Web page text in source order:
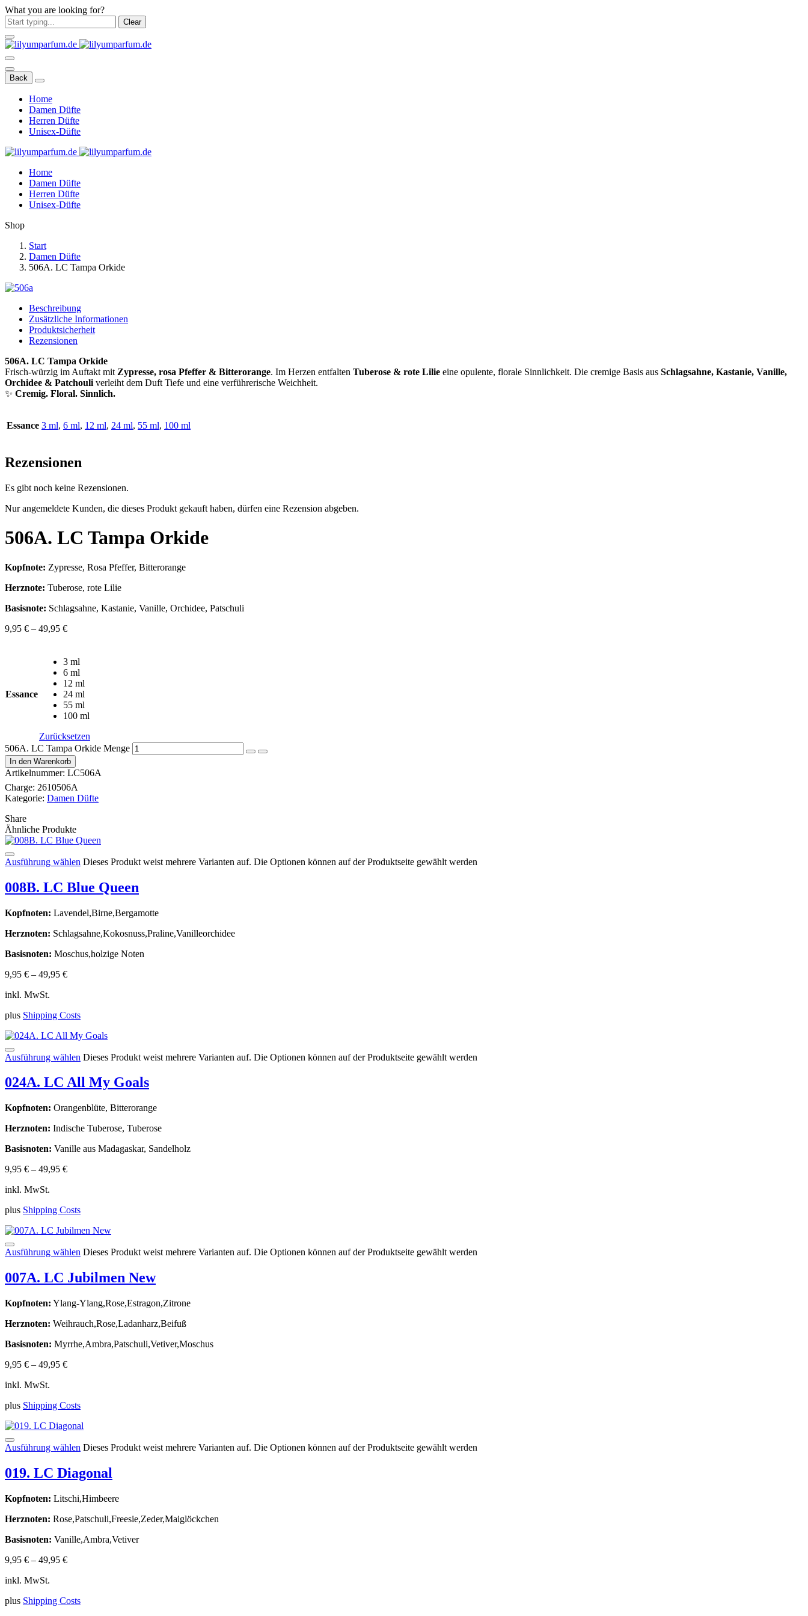
What you are looking for?
Clear
Back
Home
Damen Düfte
Herren Düfte
Unisex-Düfte
Home
Damen Düfte
Herren Düfte
Unisex-Düfte
Shop
Start
Damen Düfte
506A. LC Tampa Orkide
Beschreibung
Zusätzliche Informationen
Produktsicherheit
Rezensionen
506A. LC Tampa Orkide
Frisch-würzig im Auftakt mit Zypresse, rosa Pfeffer & Bitterorange. Im Herzen entfalten Tuberose & rote Lilie eine opulente, florale Sinnlichkeit. Die cremige Basis aus Schlagsahne, Kastanie, Vanille,
Orchidee & Patchouli verleiht dem Duft Tiefe und eine verführerische Weichheit.
✨ Cremig. Floral. Sinnlich.
Essance 3 ml, 6 ml, 12 ml, 24 ml, 55 ml, 100 ml
Rezensionen
Es gibt noch keine Rezensionen.
Nur angemeldete Kunden, die dieses Produkt gekauft haben, dürfen eine Rezension abgeben.
506A. LC Tampa Orkide
Kopfnote: Zypresse, Rosa Pfeffer, Bitterorange
Herznote: Tuberose, rote Lilie
Basisnote: Schlagsahne, Kastanie, Vanille, Orchidee, Patschuli
9,95 € – 49,95 €
Essance
3 ml
6 ml
12 ml
24 ml
55 ml
100 ml
Zurücksetzen
506A. LC Tampa Orkide Menge
In den Warenkorb
Artikelnummer: LC506A
Charge: 2610506A
Kategorie: Damen Düfte
Share
Ähnliche Produkte
Ausführung wählen Dieses Produkt weist mehrere Varianten auf. Die Optionen können auf der Produktseite gewählt werden
008B. LC Blue Queen
Kopfnoten: Lavendel,Birne,Bergamotte
Herznoten: Schlagsahne,Kokosnuss,Praline,Vanilleorchidee
Basisnoten: Moschus,holzige Noten
9,95 € – 49,95 €
inkl. MwSt.
plus Shipping Costs
Ausführung wählen Dieses Produkt weist mehrere Varianten auf. Die Optionen können auf der Produktseite gewählt werden
024A. LC All My Goals
Kopfnoten: Orangenblüte, Bitterorange
Herznoten: Indische Tuberose, Tuberose
Basisnoten: Vanille aus Madagaskar, Sandelholz
9,95 € – 49,95 €
inkl. MwSt.
plus Shipping Costs
Ausführung wählen Dieses Produkt weist mehrere Varianten auf. Die Optionen können auf der Produktseite gewählt werden
007A. LC Jubilmen New
Kopfnoten: Ylang-Ylang,Rose,Estragon,Zitrone
Herznoten: Weihrauch,Rose,Ladanharz,Beifuß
Basisnoten: Myrrhe,Ambra,Patschuli,Vetiver,Moschus
9,95 € – 49,95 €
inkl. MwSt.
plus Shipping Costs
Ausführung wählen Dieses Produkt weist mehrere Varianten auf. Die Optionen können auf der Produktseite gewählt werden
019. LC Diagonal
Kopfnoten: Litschi,Himbeere
Herznoten: Rose,Patschuli,Freesie,Zeder,Maiglöckchen
Basisnoten: Vanille,Ambra,Vetiver
9,95 € – 49,95 €
inkl. MwSt.
plus Shipping Costs